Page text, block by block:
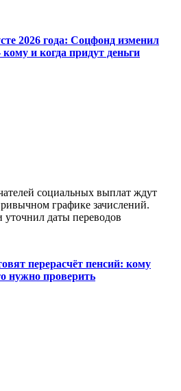
2026 года: Соцфонд изменил
и когда придут деньги
социальных выплат ждут
графике зачислений.
даты переводов
перерасчёт пенсий: кому
нужно проверить